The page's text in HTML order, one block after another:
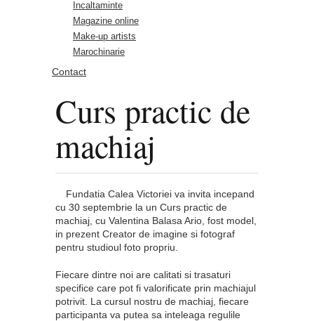
Incaltaminte
Magazine online
Make-up artists
Marochinarie
Contact
Curs practic de
machiaj
Fundatia Calea Victoriei va invita incepand
cu 30 septembrie la un Curs practic de
machiaj, cu Valentina Balasa Ario, fost model,
in prezent Creator de imagine si fotograf
pentru studioul foto propriu.
Fiecare dintre noi are calitati si trasaturi
specifice care pot fi valorificate prin machiajul
potrivit. La cursul nostru de machiaj, fiecare
participanta va putea sa inteleaga regulile